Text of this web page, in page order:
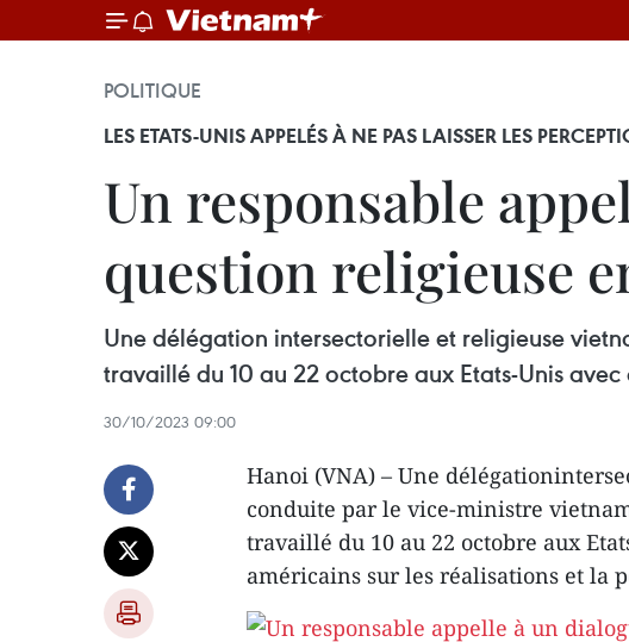
POLITIQUE
LES ETATS-UNIS APPELÉS À NE PAS LAISSER LES
Un responsable
question religieuse
Une délégation intersectorielle et religieuse
travaillé du 10 au 22 octobre aux Etats-Unis
30/10/2023 09:00
Hanoi (VNA) – Une
conduite par le vice-ministre
travaillé du 10 au 22 octobre aux
américains sur les réalisations et la